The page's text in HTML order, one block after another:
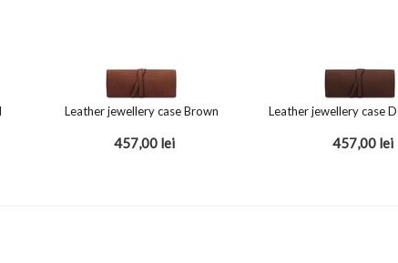
Leather jewellery case Brown
457,00 lei
Leather jewellery case
457,00 lei